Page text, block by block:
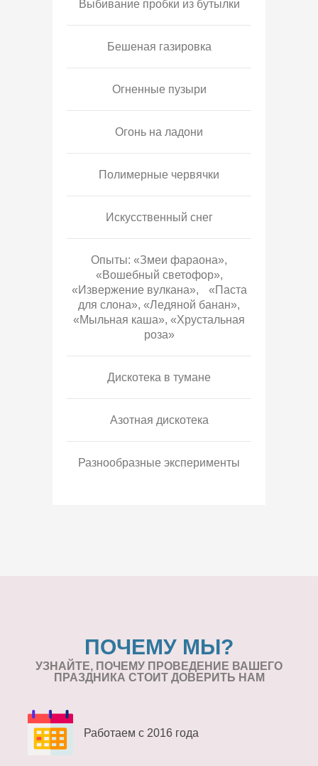
Выбивание пробки из бутылки
Бешеная газировка
Огненные пузыри
Огонь на ладони
Полимерные червячки
Искусственный снег
Опыты: «Змеи фараона»,
«Вошебный светофор»,
«Извержение вулкана», «Паста
для слона», «Ледяной банан»,
«Мыльная каша», «Хрустальная
роза»
Дискотека в тумане
Азотная дискотека
Разнообразные эксперименты
ПОЧЕМУ МЫ?
УЗНАЙТЕ, ПОЧЕМУ ПРОВЕДЕНИЕ ВАШЕГО
ПРАЗДНИКА СТОИТ ДОВЕРИТЬ НАМ
Работаем с 2016 года